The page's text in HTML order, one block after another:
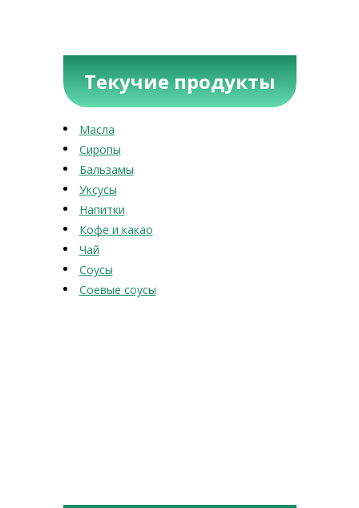
Текучие продукты
Масла
Сиропы
Бальзамы
Уксусы
Напитки
Кофе и какао
Чай
Соусы
Соевые соусы